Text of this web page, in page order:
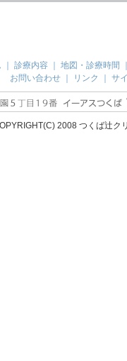
診療内容 地図・診療時間
お問い合わせ
リンク サ
2008 つくば辻ク